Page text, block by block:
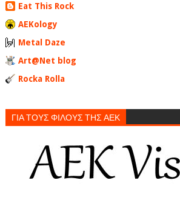
Eat This Rock
AEKology
Metal Daze
Art@Net blog
Rocka Rolla
ΓΙΑ ΤΟΥΣ ΦΙΛΟΥΣ ΤΗΣ ΑΕΚ